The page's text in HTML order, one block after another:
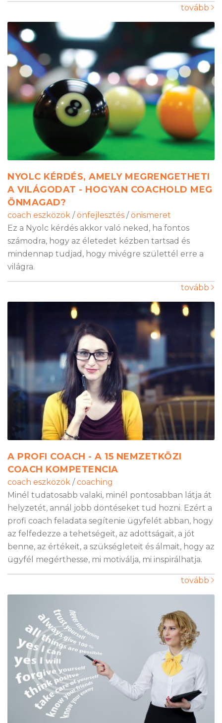
tovább
NYOLC KÉRDÉS, AMELY MEGRENGETHETI
A VILÁGODAT - HOGYAN COACHOLD MEG
ÖNMAGAD?
coach eszközök / önfejlesztés / önismeret
Ez a Nyolc kérdés akkor való neked, ha fontos
számodra, hogy az életedet kézben tartsad és
mindennap tudjad, hogy mivégre születtél erre a
világra.
tovább
A PROFI COACH - A 15 NEMZETKÖZI
COACH KOMPETENCIA
coach eszközök / coaching
Minél tudatosabb valaki, minél pontosabban látja át
helyzetét, annál jobb döntéseket tud hozni. Ezért a
profi coach feladata segítenie ügyfelét abban, hogy
az felfedezze a tehetségeit, az adottságait, a jót
benne, az értékeit, a szükségleteit és álmait, hogy az
ügyfél megérthesse, mi motiválja, mi inspirálhatja.
tovább